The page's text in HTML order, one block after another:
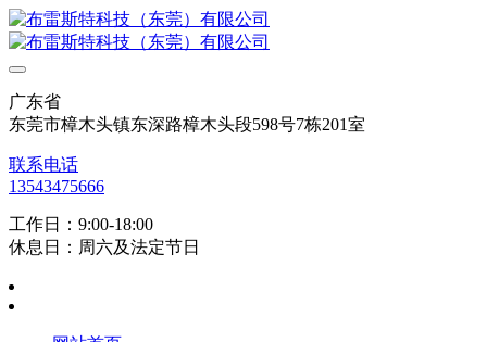
广东省
东莞市樟木头镇东深路樟木头段598号7栋201室
联系电话
13543475666
工作日：9:00-18:00
休息日：周六及法定节日